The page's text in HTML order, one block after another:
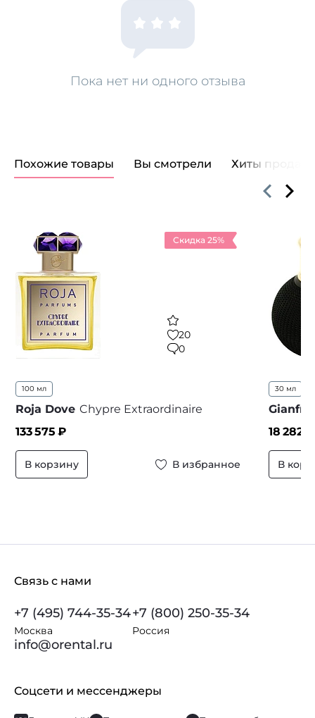
Пока нет ни одного отзыва
Похожие товары Вы смотрели Хиты продаж
Скидка 25%
20
0
100 мл
Roja Dove Chypre Extraordinaire
133 575 ₽
В корзину В избранное
30 мл
18 282
В
Связь с нами
+7 (495) 744-35-34
Москва
+7 (800) 250-35-34
Россия
info@orental.ru
Соцсети и мессенджеры